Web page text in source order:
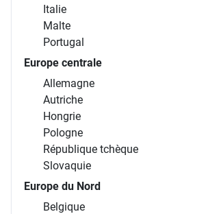
Italie
Malte
Portugal
Europe centrale
Allemagne
Autriche
Hongrie
Pologne
République tchèque
Slovaquie
Europe du Nord
Belgique